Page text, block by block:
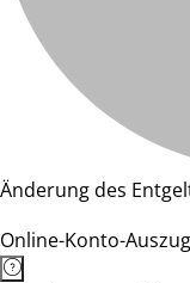
Änderung des
Online-Konto-Auszug